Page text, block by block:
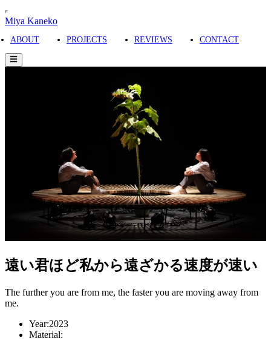
Miya Kaneko
ABOUT PROJECTS REVIEWS CONTACT
遠い君ほど私から遠ざかる速度が速い
The further you are from me, the faster you are moving away from
me.
Year:2023
Material: